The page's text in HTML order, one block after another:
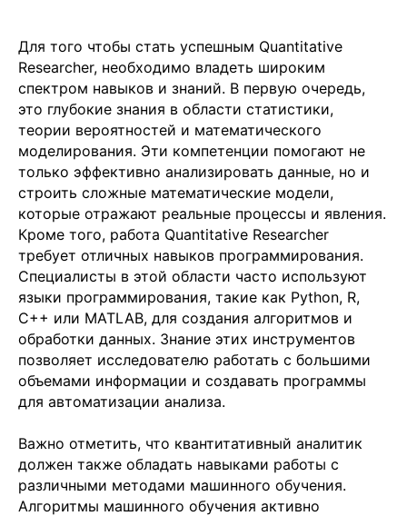
Для того чтобы стать успешным Quantitative
Researcher, необходимо владеть широким
спектром навыков и знаний. В первую очередь,
это глубокие знания в области статистики,
теории вероятностей и математического
моделирования. Эти компетенции помогают не
только эффективно анализировать данные, но и
строить сложные математические модели,
которые отражают реальные процессы и явления.
Кроме того, работа Quantitative Researcher
требует отличных навыков программирования.
Специалисты в этой области часто используют
языки программирования, такие как Python, R,
C++ или MATLAB, для создания алгоритмов и
обработки данных. Знание этих инструментов
позволяет исследователю работать с большими
объемами информации и создавать программы
для автоматизации анализа.
Важно отметить, что квантитативный аналитик
должен также обладать навыками работы с
различными методами машинного обучения.
Алгоритмы машинного обучения активно